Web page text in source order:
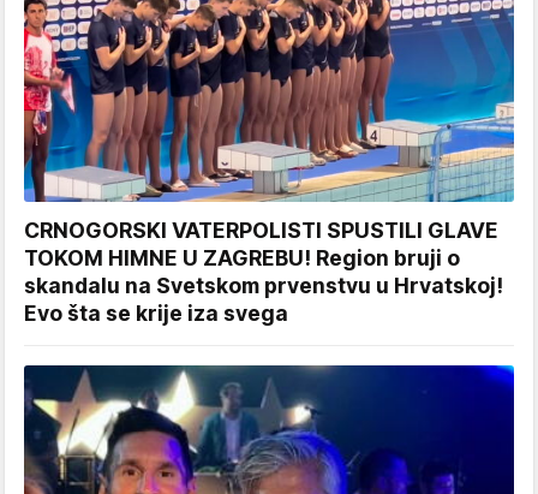
CRNOGORSKI VATERPOLISTI SPUSTILI GLAVE
TOKOM HIMNE U ZAGREBU! Region bruji o
skandalu na Svetskom prvenstvu u Hrvatskoj!
Evo šta se krije iza svega